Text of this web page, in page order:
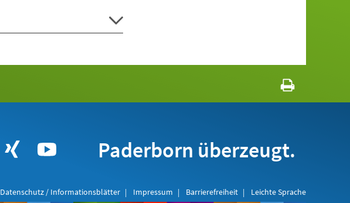
Paderborn überzeugt.
Datenschutz / Informationsblätter Impressum Barrierefreiheit Leichte Sprache